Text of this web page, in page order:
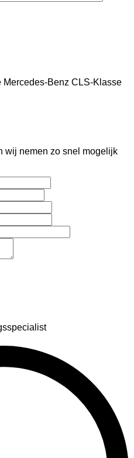
Mercedes-Benz CLS-Klasse
wij nemen zo snel mogelijk